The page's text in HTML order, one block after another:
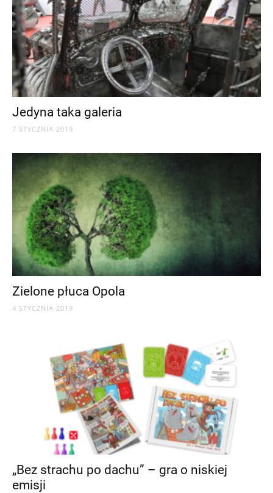
Jedyna taka galeria
7 STYCZNIA 2019
Zielone płuca Opola
4 STYCZNIA 2019
„Bez strachu po dachu” – gra o niskiej
emisji